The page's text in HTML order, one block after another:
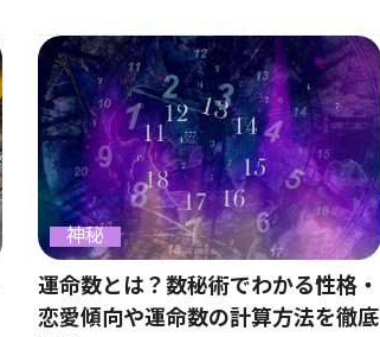
神秘
運命数とは？数秘術でわかる性格・
恋愛傾向や運命数の計算方法を徹底